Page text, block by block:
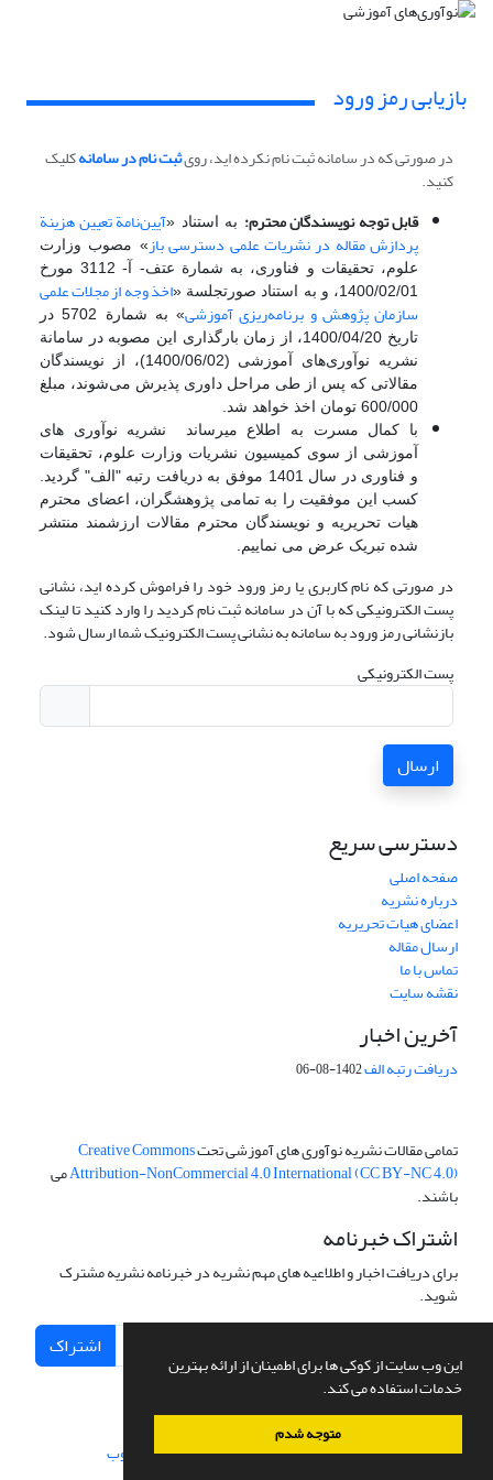
این وب سایت از کوکی ها برای اطمینان از ارائه بهترین
خدمات استفاده می کند.
متوجه شدم
بازیابی رمز ورود
در صورتی که در سامانه ثبت نام نکرده اید، رویثبت نام در سامانهکلیک
کنید.
قابل توجه نویسندگان محترم: به استناد «آیین‌نامة تعیین هزینة
پردازش مقاله در نشریات علمی دسترسی باز» مصوب وزارت
علوم، تحقیقات و فناوری، به شمارة عتف- آ- 3112 مورخ
1400/02/01، و به استناد صورتجلسة «
اخذ وجه از مجلات علمی
سازمان پژوهش و برنامه‌ریزی آموزشی
» به شمارة 5702 در
تاریخ 1400/04/20، از زمان بارگذاری این مصوبه در سامانة
نشریه نوآوری‌های آموزشی (1400/06/02)، از نویسندگان
مقالاتی که پس از طی مراحل داوری پذیرش می‌شوند، مبلغ
600/000 تومان اخذ خواهد شد.
با کمال مسرت به اطلاع میرساند نشریه نوآوری های
آموزشی از سوی کمیسیون نشریات وزارت علوم، تحقیقات
و فناوری در سال 1401 موفق به دریافت رتبه "الف" گردید.
کسب این موفقیت را به تمامی پژوهشگران، اعضای محترم
هیات تحریریه و نویسندگان محترم مقالات ارزشمند منتشر
شده تبریک عرض می نماییم.
در صورتی که نام کاربری یا رمز ورود خود را فراموش کرده اید، نشانی
پست الکترونیکی که با آن در سامانه ثبت نام کردید را وارد کنید تا لینک
بازنشانی رمز ورود به سامانه به نشانی پست الکترونیک شما ارسال شود.
پست الکترونیکی
ارسال
دسترسی سریع
صفحه اصلی
درباره نشریه
اعضای هیات تحریریه
ارسال مقاله
تماس با ما
نقشه سایت
آخرین اخبار
دریافت رتبه الف1402-08-06
تمامی مقالات نشریه نوآوری های آموزشی تحتCreative Commons
Attribution-NonCommercial 4.0 International (CC BY-NC 4.0)می
باشند.
اشتراک خبرنامه
برای دریافت اخبار و اطلاعیه های مهم نشریه در خبرنامه نشریه مشترک
شوید.
اشتراک
سامانه مدیریت نشریات علمی.طراحی و پیاده سازی از سیناوب